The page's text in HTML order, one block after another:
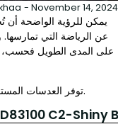
- November 14, 2024
يمكن للرؤية الواضحة أن
عن الرياضة التي
على المدى الطويل فحسب،
توفر العدسات المستقطبة حماية أعلى أثناء ممارسة الأنشطة الخارجية.
D83100 C2-Shiny